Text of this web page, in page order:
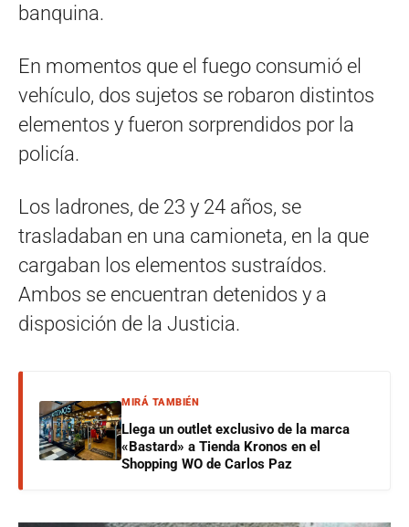
banquina.
En momentos que el fuego consumió el
vehículo, dos sujetos se robaron distintos
elementos y fueron sorprendidos por la
policía.
Los ladrones, de 23 y 24 años, se
trasladaban en una camioneta, en la que
cargaban los elementos sustraídos.
Ambos se encuentran detenidos y a
disposición de la Justicia.
MIRÁ TAMBIÉN
Llega un outlet exclusivo de la marca
«Bastard» a Tienda Kronos en el
Shopping WO de Carlos Paz